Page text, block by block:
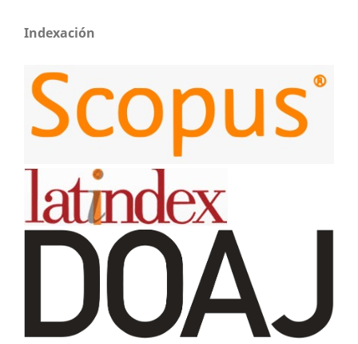
Indexación